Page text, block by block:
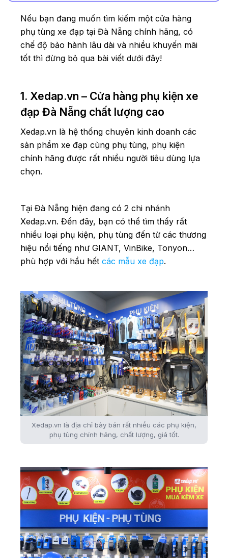
Nếu bạn đang muốn tìm kiếm một cửa hàng
phụ tùng xe đạp tại Đà Nẵng chính hãng, có
chế độ bảo hành lâu dài và nhiều khuyến mãi
tốt thì đừng bỏ qua bài viết dưới đây!
1. Xedap.vn – Cửa hàng phụ kiện xe
đạp Đà Nẵng chất lượng cao
Xedap.vn là hệ thống chuyên kinh doanh các
sản phẩm xe đạp cùng phụ tùng, phụ kiện
chính hãng được rất nhiều người tiêu dùng lựa
chọn.
Tại Đà Nẵng hiện đang có 2 chi nhánh
Xedap.vn. Đến đây, bạn có thể tìm thấy rất
nhiều loại phụ kiện, phụ tùng đến từ các thương
hiệu nổi tiếng như GIANT, VinBike, Tonyon…
phù hợp với hầu hết các mẫu xe đạp.
Xedap.vn là địa chỉ bày bán rất nhiều các phụ kiện,
phụ tùng chính hãng, chất lượng, giá tốt.